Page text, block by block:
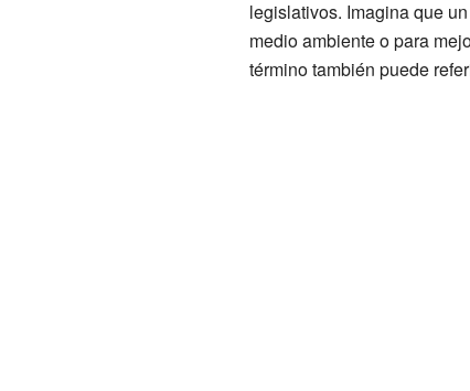
legislativos. Imagina que
medio ambiente o para
término también puede